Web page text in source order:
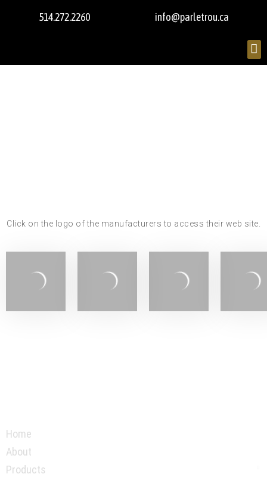
514.272.2260 info@parletrou.ca
Click on the logo of the manufacturers to access their web site.
Home
About
Products